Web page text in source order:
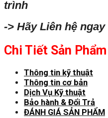
trình
-> Hãy Liên hệ
Chi Tiết Sản Phẩm
Thông tin kỹ thuật
Thông tin cơ bản
Dịch Vụ Kỹ thuật
Bảo hành & Đổi Trả
ĐÁNH GIÁ SẢN PHẨM